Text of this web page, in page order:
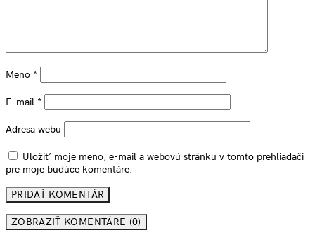
Meno *
E-mail *
Adresa webu
Uložiť moje meno, e-mail a webovú stránku v tomto prehliadači
pre moje budúce komentáre.
ZOBRAZIŤ KOMENTÁRE (0)